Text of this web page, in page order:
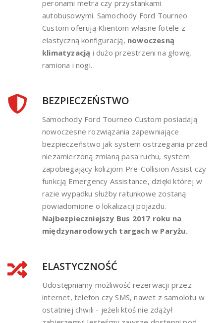
peronami metra czy przystankami
autobusowymi. Samochody Ford Tourneo
Custom oferują Klientom własne fotele z
elastyczną konfiguracją, nowoczesną
klimatyzacją i dużo przestrzeni na głowę,
ramiona i nogi.
BEZPIECZEŃSTWO
Samochody Ford Tourneo Custom posiadają
nowoczesne rozwiązania zapewniające
bezpieczeństwo jak system ostrzegania przed
niezamierzoną zmianą pasa ruchu, system
zapobiegający kolizjom Pre-Collision Assist czy
funkcją Emergency Assistance, dzięki której w
razie wypadku służby ratunkowe zostaną
powiadomione o lokalizacji pojazdu.
Najbezpieczniejszy Bus 2017 roku na
międzynarodowych targach w Paryżu.
ELASTYCZNOŚĆ
Udostępniamy możliwość rezerwacji przez
internet, telefon czy SMS, nawet z samolotu w
ostatniej chwili - jeżeli ktoś nie zdążył